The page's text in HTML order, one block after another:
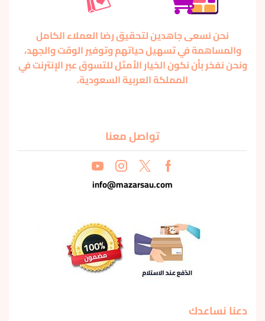
نحن نسعى جاهدين لتحقيق رضا العملاء الكامل
والمساهمة في تسهيل حياتهم وتوفير الوقت والجهد،
ونحن نفخر بأن نكون الخيار الأمثل للتسوق عبر الإنترنت في
المملكة العربية السعودية.
تواصل معنا
info@mazarsau.com
دعنا نساعدك